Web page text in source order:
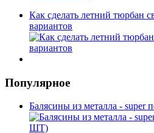
Как сделать летний тюрбан
вариантов
Популярное
Балясины из металла - super